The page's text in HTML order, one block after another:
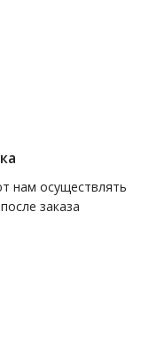
нам осуществлять
заказа